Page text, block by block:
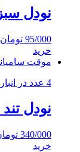
نودل
95/000 تومان
خرید
موقت
4 عدد در انبار
نودل
340/000
خرید